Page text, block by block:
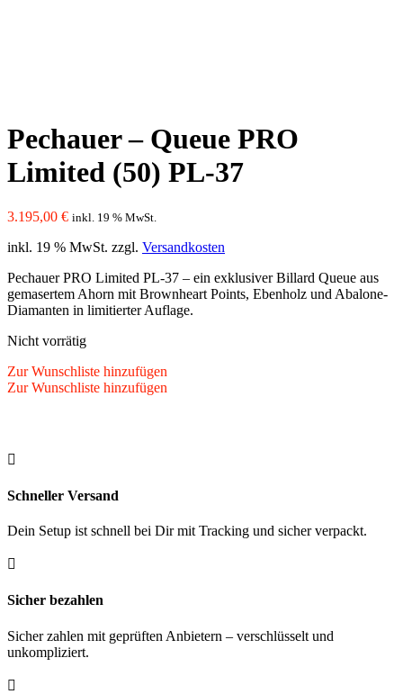
Pechauer – Queue PRO
Limited (50) PL-37
3.195,00 € inkl. 19 % MwSt.
inkl. 19 % MwSt. zzgl. Versandkosten
Pechauer PRO Limited PL-37 – ein exklusiver Billard Queue aus
gemasertem Ahorn mit Brownheart Points, Ebenholz und Abalone-
Diamanten in limitierter Auflage.
Nicht vorrätig
Zur Wunschliste hinzufügen
Zur Wunschliste hinzufügen

Schneller Versand
Dein Setup ist schnell bei Dir mit Tracking und sicher verpackt.

Sicher bezahlen
Sicher zahlen mit geprüften Anbietern – verschlüsselt und
unkompliziert.
